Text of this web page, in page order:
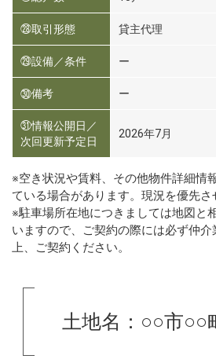
㉘取引形態 貸主代理
㉙設備／条件 ー
㉚備考 ー
㉛情報公開日／
次回更新予定日
2026年7月
※空き状況や賃料、その他物件詳細情
ている場合があります。現況を優先さ
※駐車場所在地につきましては地図と
いますので、ご契約の際には必ず仲
上、ご契約ください。
土地名：○○市○○